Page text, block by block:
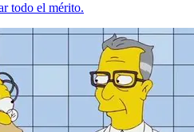
todo el mérito.